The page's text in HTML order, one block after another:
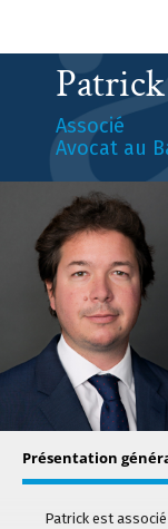
Associé
Avocat au
Présentation
Patrick est